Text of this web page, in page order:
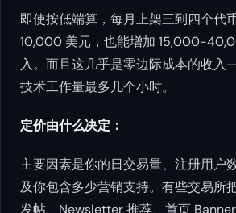
即使按低端算，每月上架三到四个
10,000 美元，也能增加 15,000-
入。而且这几乎是零边际成本的收
技术工作量最多几个小时。
定价由什么决定：
主要因素是你的日交易量、注册用户
及你包含多少营销支持。有些交易所
发帖、Newsletter 推荐、首页